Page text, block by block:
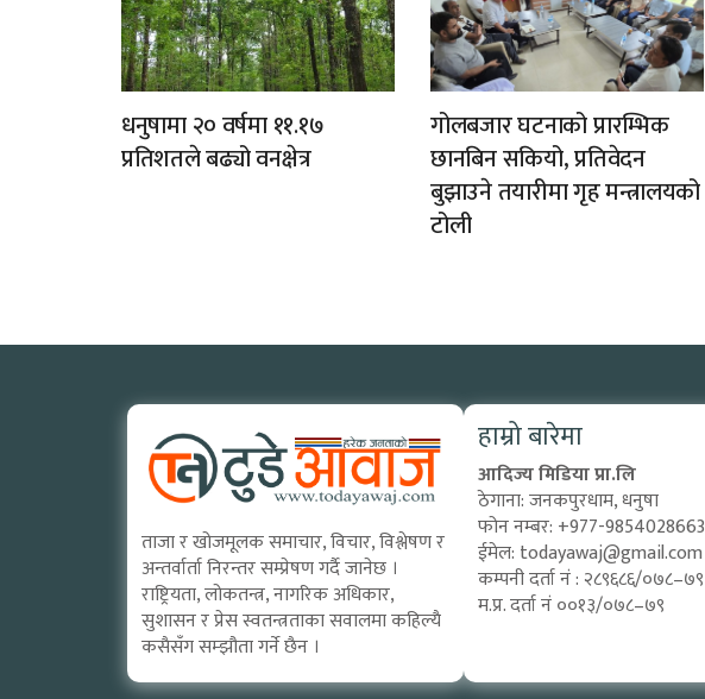
धनुषामा २० वर्षमा ११.१७
प्रतिशतले बढ्यो वनक्षेत्र
गोलबजार घटनाको प्रारम्भिक
छानबिन सकियो, प्रतिवेदन
बुझाउने तयारीमा गृह मन्त्रालयको
टोली
ताजा र खोजमूलक समाचार, विचार, विश्लेषण र
अन्तर्वार्ता निरन्तर सम्प्रेषण गर्दै जानेछ ।
राष्ट्रियता, लोकतन्त्र, नागरिक अधिकार,
सुशासन र प्रेस स्वतन्त्रताका सवालमा कहिल्यै
कसैसँग सम्झौता गर्ने छैन ।
हाम्रो बारेमा
आदिज्य मिडिया प्रा.लि
ठेगाना: जनकपुरधाम, धनुषा
फोन नम्बर: +977-9854028663
ईमेल: todayawaj@gmail.com
कम्पनी दर्ता नं : २८९६८६/०७८–७९
म.प्र. दर्ता नं ००१३/०७८–७९